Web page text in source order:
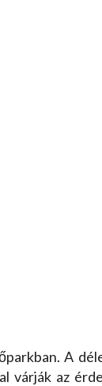
A
várják az